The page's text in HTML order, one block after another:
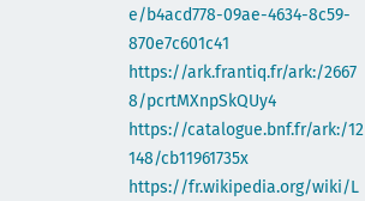
e/b4acd778-09ae-4634-8c59-
870e7c601c41
https://ark.frantiq.fr/ark:/2667
8/pcrtMXnpSkQUy4
https://catalogue.bnf.fr/ark:/12
148/cb11961735x
https://fr.wikipedia.org/wiki/L